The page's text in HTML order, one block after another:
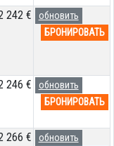
242 €
обновить
БРОНИРОВАТЬ
246 €
обновить
БРОНИРОВАТЬ
266 €
обновить